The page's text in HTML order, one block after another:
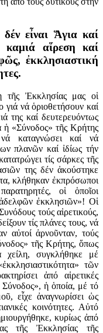
εἶναι Ἅγια καί
καμιά αἵρεση καί
ἐκκλησιαστική
τῆς Ἐκκλησίας μας οἱ
νά ὁριοθετήσουν καί
της καί δευτερευόντως
ἡ «Σύνοδος» τῆς Κρήτης
καταγνώσει καί νά
πλανῶν καί ἰδίως τήν
τίς σάρκες τῆς
της δέν ἀκούστηκε
κλήθηκαν ἐκπρόσωποι
οἱ ὁποῖοι
ἐκκλησιῶν»! Οἱ
τούς αἱρετικούς,
τίς πλάνες τους, νά
αὐτοί ἀρνοῦνταν, τούς
τῆς Κρήτης, ὅπως
χείλη, συγκλήθηκε μέ
τῶν
ἀπό αἱρετικές
Σύνοδος», ἡ ὁποία, μέ τό
εἶχε ἀναγνωρίσει ὡς
κοινότητες. Αὐτό
κυρίως ἀπό
τῆς Ἐκκλησίας τῆς